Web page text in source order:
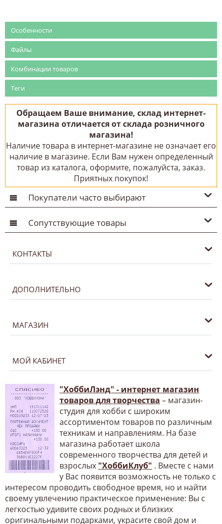
Особенности
Файлы
Комбинации товаров
Теги
Обращаем Ваше внимание, склад интернет-
магазина отличается от склада розничного
магазина!
Наличие товара в интернет-магазине не означает его
наличие в магазине. Если Вам нужен определенный
товар из каталога, оформите, пожалуйста, заказ.
Приятных покупок!
Покупатели часто выбирают
Сопутствующие товары
КОНТАКТЫ
ДОПОЛНИТЕЛЬНО
МАГАЗИН
МОЙ КАБИНЕТ
"ХоббиЛэнд" - интернет магазин
товаров для творчества – магазин-
студия для хобби с широким
ассортиментом товаров по различным
техникам и направлениям. На базе
магазина работает школа
современного творчества для детей и
взрослых "ХоббиКлуб" . Вместе с нами
у Вас появится возможность не только с
интересом проводить свободное время, но и найти
своему увлечению практическое применение: Вы с
легкостью удивите своих родных и близких
оригинальными подарками, украсите свой дом и